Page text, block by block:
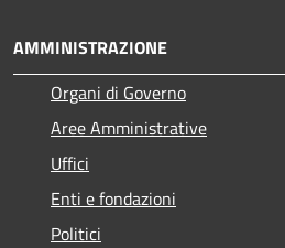
AMMINISTRAZIONE
Organi di Governo
Aree Amministrative
Uffici
Enti e fondazioni
Politici